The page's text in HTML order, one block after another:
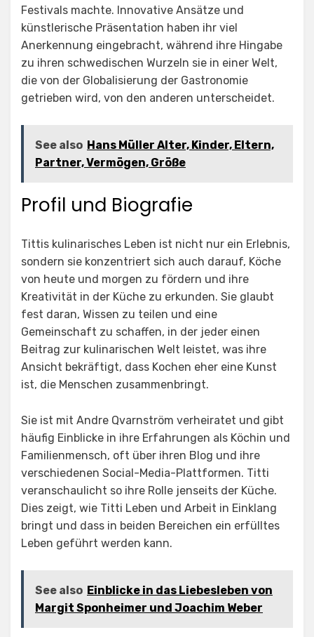
Festivals machte. Innovative Ansätze und
künstlerische Präsentation haben ihr viel
Anerkennung eingebracht, während ihre Hingabe
zu ihren schwedischen Wurzeln sie in einer Welt,
die von der Globalisierung der Gastronomie
getrieben wird, von den anderen unterscheidet.
See also Hans Müller Alter, Kinder, Eltern,
Partner, Vermögen, Größe
Profil und Biografie
Tittis kulinarisches Leben ist nicht nur ein Erlebnis,
sondern sie konzentriert sich auch darauf, Köche
von heute und morgen zu fördern und ihre
Kreativität in der Küche zu erkunden. Sie glaubt
fest daran, Wissen zu teilen und eine
Gemeinschaft zu schaffen, in der jeder einen
Beitrag zur kulinarischen Welt leistet, was ihre
Ansicht bekräftigt, dass Kochen eher eine Kunst
ist, die Menschen zusammenbringt.
Sie ist mit Andre Qvarnström verheiratet und gibt
häufig Einblicke in ihre Erfahrungen als Köchin und
Familienmensch, oft über ihren Blog und ihre
verschiedenen Social-Media-Plattformen. Titti
veranschaulicht so ihre Rolle jenseits der Küche.
Dies zeigt, wie Titti Leben und Arbeit in Einklang
bringt und dass in beiden Bereichen ein erfülltes
Leben geführt werden kann.
See also Einblicke in das Liebesleben von
Margit Sponheimer und Joachim Weber